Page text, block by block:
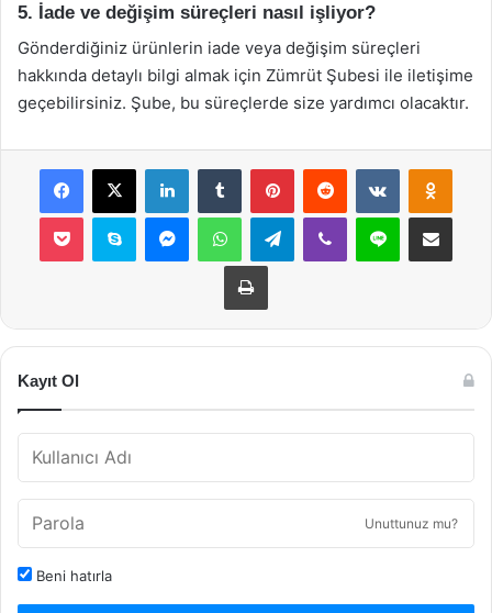
5. İade ve değişim süreçleri nasıl işliyor?
Gönderdiğiniz ürünlerin iade veya değişim süreçleri
hakkında detaylı bilgi almak için Zümrüt Şubesi ile iletişime
geçebilirsiniz. Şube, bu süreçlerde size yardımcı olacaktır.
Facebook
X LinkedInTumblr PinterestReddit VKontakte
Pocket Skype MessengerWhatsAppTelegramViber Line E-Posta ile
Yazdır
Kayıt Ol
Unuttunuz mu?
Beni hatırla